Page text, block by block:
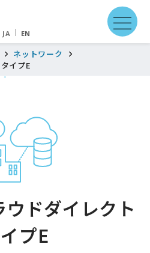
JA EN
ネットワーク
イプE
ドダイレクト
プE